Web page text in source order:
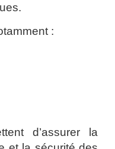
:
d’assurer la